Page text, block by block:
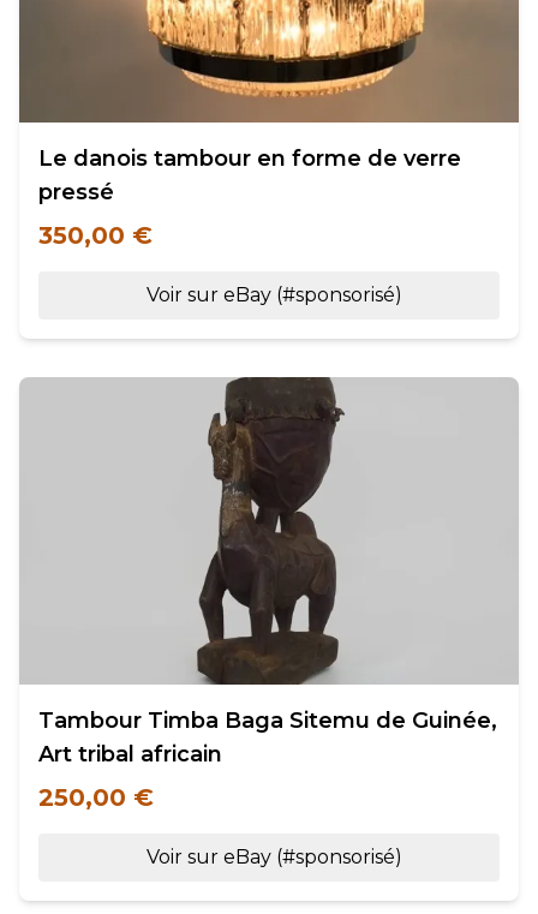
Le danois tambour en forme de verre
pressé
350,00 €
Voir sur eBay (#sponsorisé)
Tambour Timba Baga Sitemu de Guinée,
Art tribal africain
250,00 €
Voir sur eBay (#sponsorisé)